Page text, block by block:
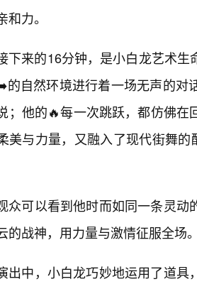
和力。
下来的16分钟，是小白龙艺术
的自然环境进行着一场无声的对
；他的🔥每一次跳跃，都仿佛
美与力量，又融入了现代街舞
众可以看到他时而如同一条灵
的战神，用力量与激情征服全场
出中，小白龙巧妙地运用了道具